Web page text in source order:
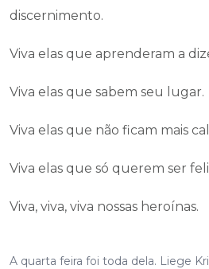
discernimento.
Viva elas que aprenderam a
Viva elas que sabem seu lugar.
Viva elas que não ficam mais
Viva elas que só querem ser
Viva, viva, viva nossas heroínas.
A quarta feira foi toda dela. Liege